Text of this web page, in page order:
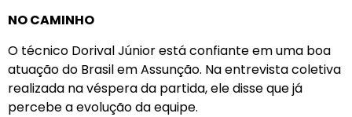
NO CAMINHO
O técnico Dorival Júnior está confiante em uma boa
atuação do Brasil em Assunção. Na entrevista coletiva
realizada na véspera da partida, ele disse que já
percebe a evolução da equipe.